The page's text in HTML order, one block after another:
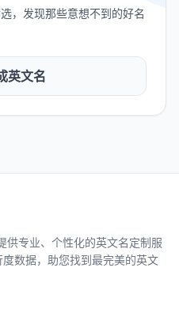
，发现那些意想不到的好名
英文名
专业、个性化的英文名定制服
数据，助您找到最完美的英文